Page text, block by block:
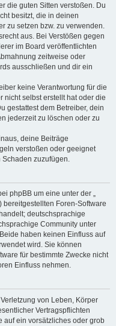
die guten Sitten verstoßen. Du
besitzt, die in deinen
zu setzen bzw. zu verwenden.
aus. Bei Verstößen gegen
im Board veröffentlichten
zeitweise oder
ausschließen und dir ein
keine Verantwortung für die
nicht selbst erstellt hat oder die
gestattest dem Betreiber, dein
jederzeit zu löschen oder zu
deine Beiträge
verstoßen oder geeignet
zuzufügen.
phpBB um eine unter der „
bereitgestellten Foren-Software
deutschsprachige
Community unter
haben keinen Einfluss auf
wird. Sie können
für bestimmte Zwecke nicht
Einfluss nehmen.
von Leben, Körper
Vertragspflichten
auf ein vorsätzliches oder grob